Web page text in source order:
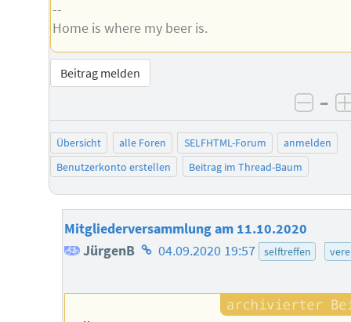
--
Home is where my beer is.
Beitrag melden
–
Übersicht alle Foren SELFHTML-Forum
anmelden
Benutzerkonto erstellen
Beitrag im Thread-Baum
Mitgliederversammlung am 11.10.2020
JürgenB Homepage
Autors
04.09.2020 19:57 selftreffen